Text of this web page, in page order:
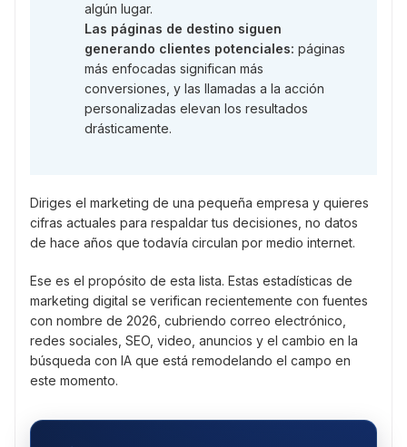
algún lugar.
Las páginas de destino siguen
generando clientes potenciales: páginas
más enfocadas significan más
conversiones, y las llamadas a la acción
personalizadas elevan los resultados
drásticamente.
Diriges el marketing de una pequeña empresa y quieres
cifras actuales para respaldar tus decisiones, no datos
de hace años que todavía circulan por medio internet.
Ese es el propósito de esta lista. Estas estadísticas de
marketing digital se verifican recientemente con fuentes
con nombre de 2026, cubriendo correo electrónico,
redes sociales, SEO, video, anuncios y el cambio en la
búsqueda con IA que está remodelando el campo en
este momento.